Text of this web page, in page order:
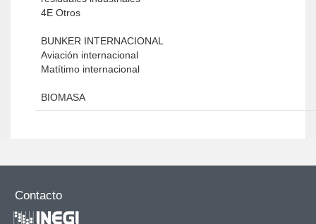
4E Otros
BUNKER INTERNACIONAL
Aviación internacional
Matítimo internacional
BIOMASA
Contacto